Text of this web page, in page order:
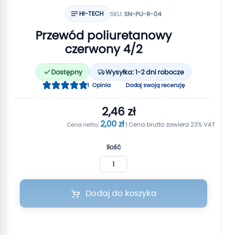
HI-TECH SKU:SN-PU-R-04
Przewód poliuretanowy
czerwony 4/2
Dostępny
Wysyłka: 1-2 dni robocze
Ocena:
1 Opinia Dodaj swoją recenzję
2,46 zł
2,00 zł
Ilość
Dodaj do koszyka